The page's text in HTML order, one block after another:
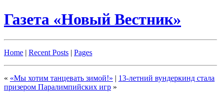
Газета «Новый Вестник»
Home | Recent Posts | Pages
« «Мы хотим танцевать зимой!» | 13-летний вундеркинд стала
призером Паралимпийских игр »